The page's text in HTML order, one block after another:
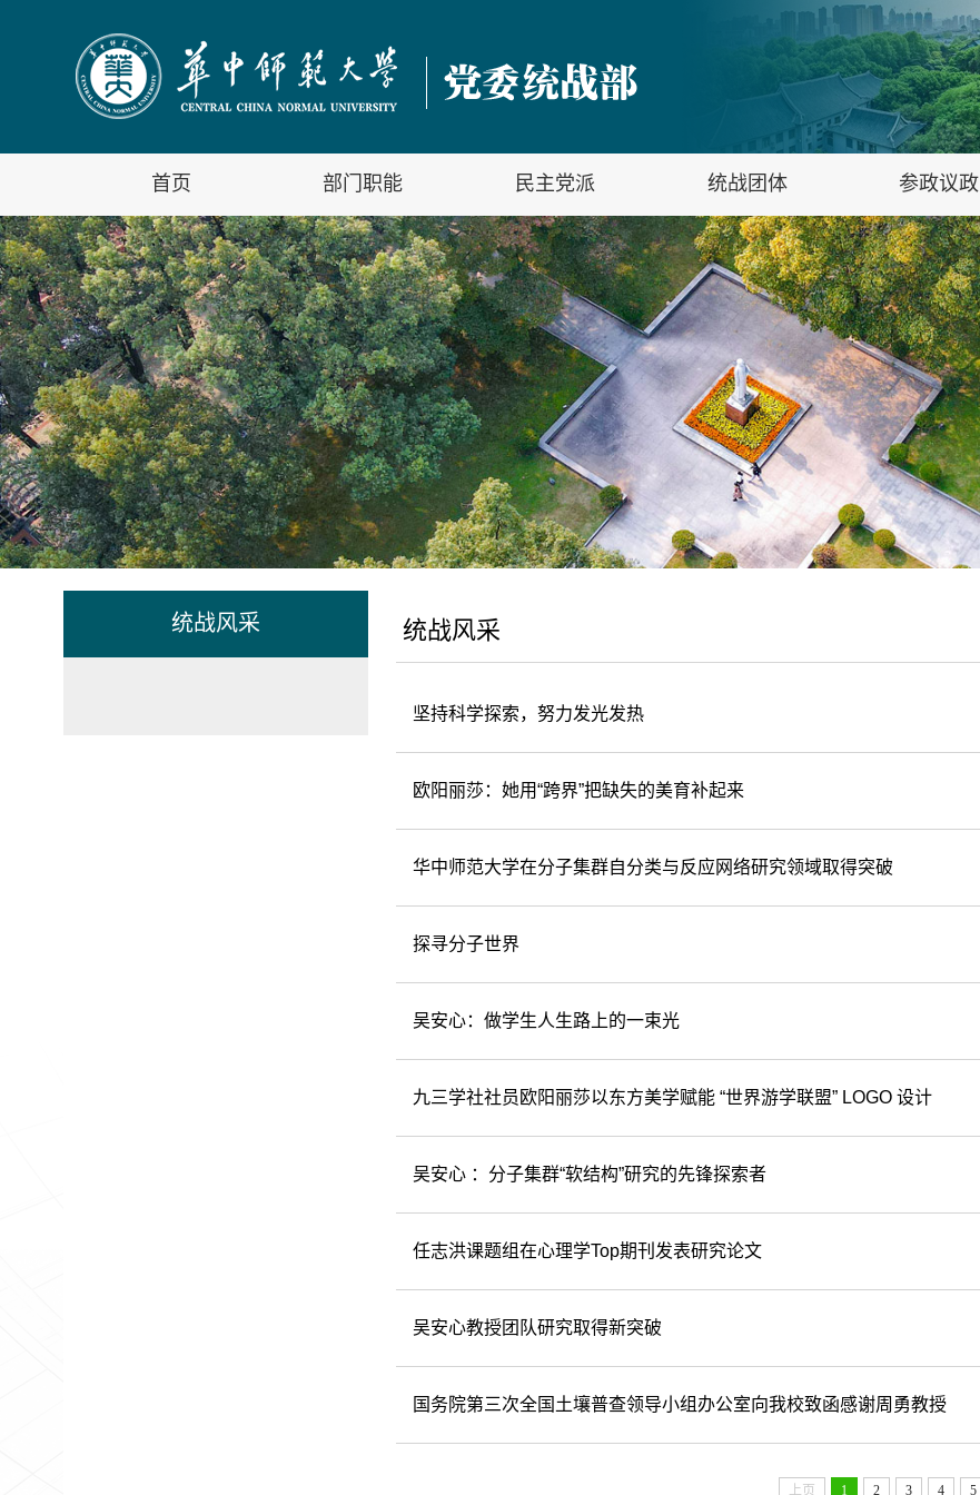
首页 部门职能 民主党派 统战团体 参政议政
统战风采 统战风采
坚持科学探索，努力发光发热
欧阳丽莎：她用“跨界”把缺失的美育补起来
华中师范大学在分子集群自分类与反应网络研究领域取得突破
探寻分子世界
吴安心：做学生人生路上的一束光
九三学社社员欧阳丽莎以东方美学赋能 “世界游学联盟” LOGO 设计
吴安心 ：分子集群“软结构”研究的先锋探索者
任志洪课题组在心理学Top期刊发表研究论文
吴安心教授团队研究取得新突破
国务院第三次全国土壤普查领导小组办公室向我校致函感谢周勇教授
上页 1 2 3 4 5